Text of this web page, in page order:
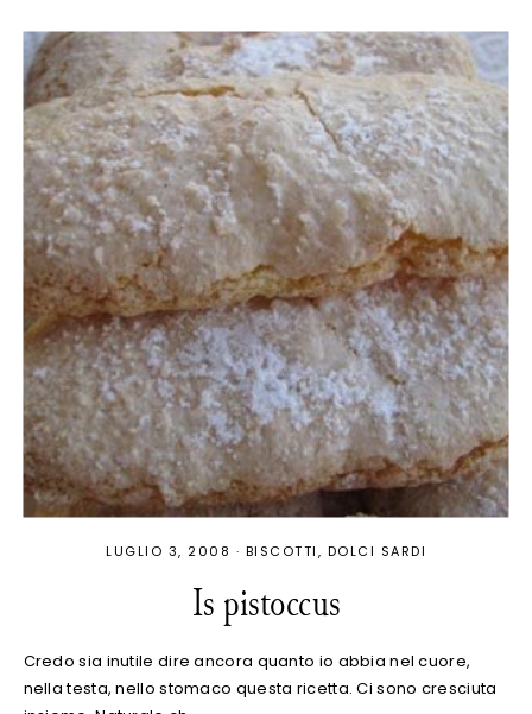
LUGLIO 3, 2008 · BISCOTTI DOLCI SARDI
Is pistoccus
Credo sia inutile dire ancora quanto io abbia nel cuore,
nella testa, nello stomaco questa ricetta. Ci sono cresciuta